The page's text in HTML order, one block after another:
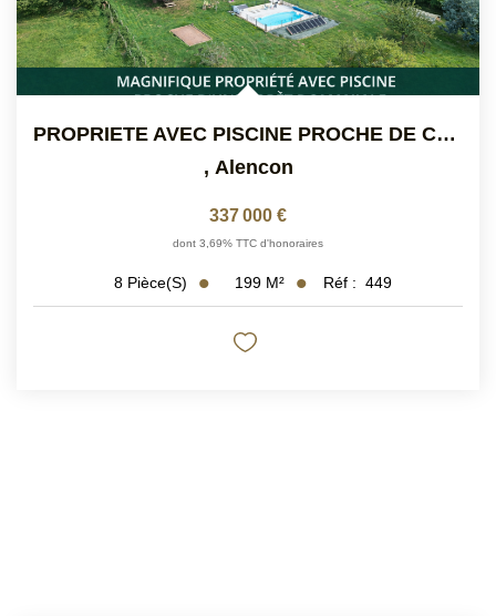
PROPRIETE AVEC PISCINE PROCHE DE CONDE-SUR-SARHTE
, Alencon
337 000 €
dont 3,69% TTC d'honoraires
8 Pièce(s) 199 M² Réf : 449